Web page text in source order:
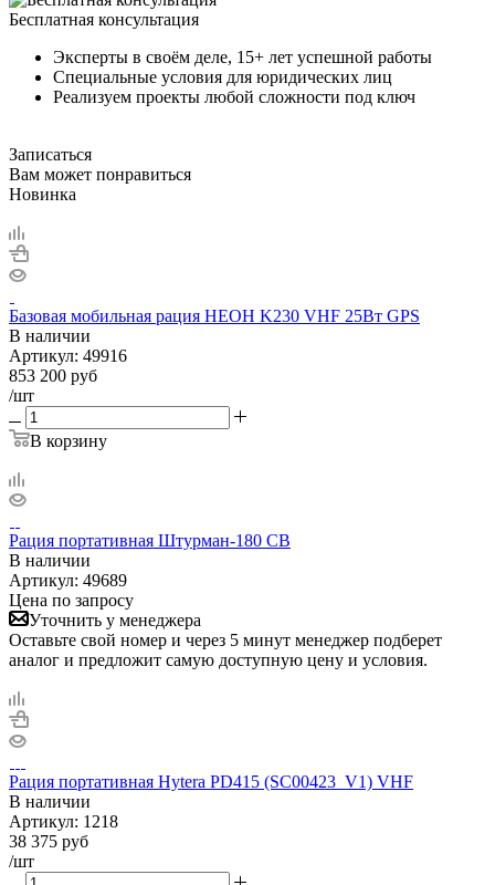
Бесплатная консультация
Эксперты в своём деле, 15+ лет успешной работы
Специальные условия для юридических лиц
Реализуем проекты любой сложности под ключ
Записаться
Вам может понравиться
Новинка
Базовая мобильная рация НЕОН K230 VHF 25Вт GPS
В наличии
Артикул: 49916
853 200 руб
/шт
В корзину
Рация портативная Штурман-180 СВ
В наличии
Артикул: 49689
Цена по запросу
Уточнить у менеджера
Оставьте свой номер и через 5 минут менеджер подберет
аналог и предложит самую доступную цену и условия.
Рация портативная Hytera PD415 (SC00423_V1) VHF
В наличии
Артикул: 1218
38 375 руб
/шт